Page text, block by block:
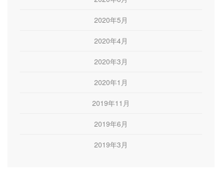
2020年5月
2020年4月
2020年3月
2020年1月
2019年11月
2019年6月
2019年3月